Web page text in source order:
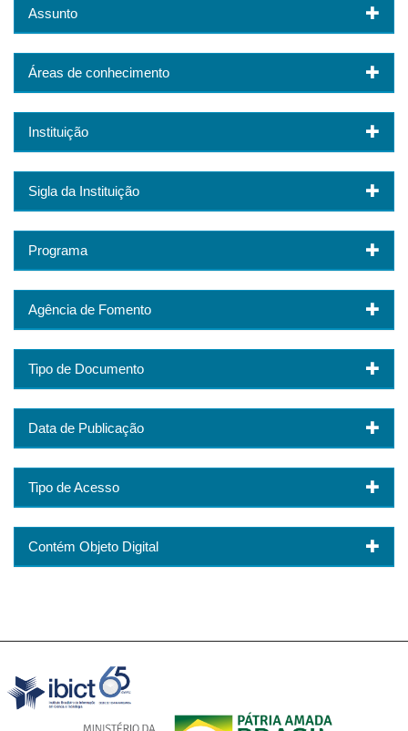
Assunto
Áreas de conhecimento
Instituição
Sigla da Instituição
Programa
Agência de Fomento
Tipo de Documento
Data de Publicação
Tipo de Acesso
Contém Objeto Digital